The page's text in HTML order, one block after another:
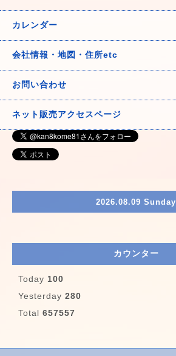
カレンダー
会社情報・地図・住所etc
お問い合わせ
ネット販売アクセスページ
2026.08.09 Sunday
カウンター
Today 100
Yesterday 280
Total 657557